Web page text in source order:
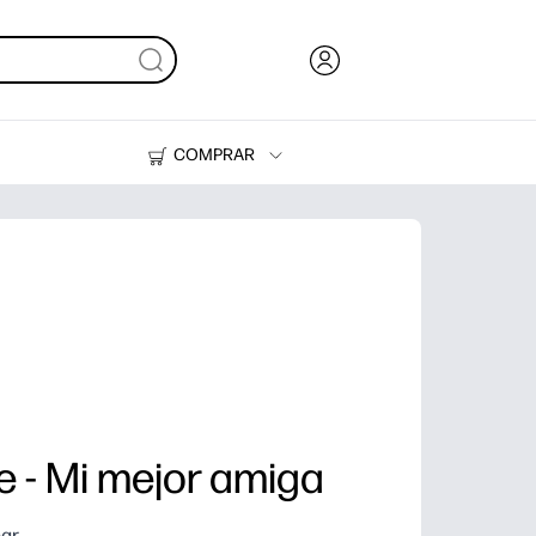
COMPRAR
Impresoras
- Mi mejor amiga